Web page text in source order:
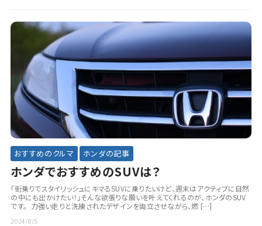
おすすめのクルマ ホンダの記事
ホンダでおすすめのSUVは？
「街乗りでスタイリッシュにキマるSUVに乗りたいけど、週末はアクティブに自然
の中にも出かけたい！」そんな欲張りな願いを叶えてくれるのが、ホンダのSUV
です。 力強い走りと洗練されたデザインを両立させながら、燃 […]
2024/8/5